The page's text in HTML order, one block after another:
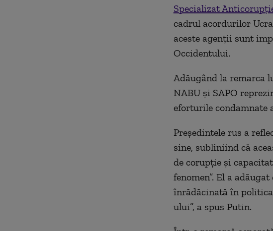
Specializat
cadrul acordurilor
aceste agenții sunt
Occidentului.
Adăugând la remarca
NABU și SAPO
eforturile condamnate
Președintele rus a
sine, subliniind că
de corupție și
fenomen”. El a
înrădăcinată în
ului”, a spus Putin.